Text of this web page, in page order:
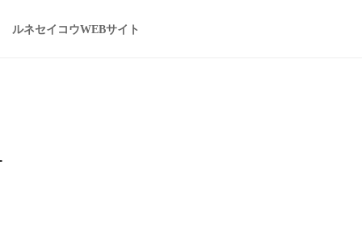
ルネセイコウWEBサイト